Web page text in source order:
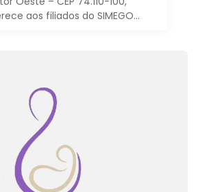
aos filiados do SIMEGO…